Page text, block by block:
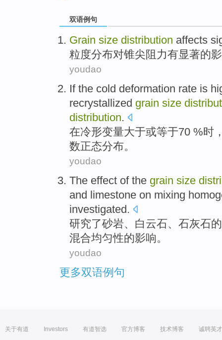
双语例句
Grain size distribution affects
粒度分布对锥尖阻力有显著的
youdao
Ifthe cold deformation rate is
recrystallized grain size
distribution.
在冷形变量大于或等于70 %时
数正态分布。
youdao
The effect of the grain size
and limestone on mixing
investigated.
研究了砂岩、 白云石、 石灰石的
混合均匀性的影响。
youdao
更多双语例句
关于有道 Investors 有道智选 官方博客 技术博客 诚聘英才